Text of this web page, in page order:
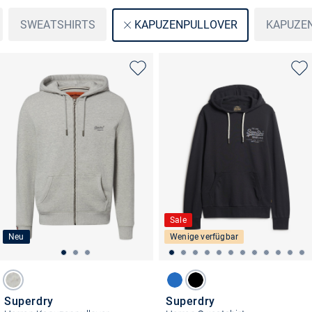
SWEATSHIRTS KAPUZENPULLOVER
Neu
Superdry
Sale
Wenige verfügbar
Superdry